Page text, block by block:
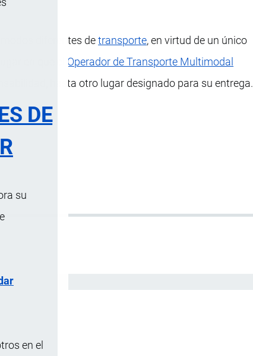
DE
su
en el
modos diferentes detransporte, en virtud de un único
Operador de Transporte Multimodal
hasta otro lugar designado para su entrega.